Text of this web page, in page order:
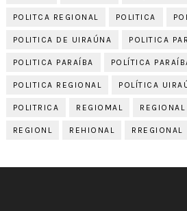
POLITCA REGIONAL POLITICA
POLITICA DE UIRAÚNA POLITICA
POLITICA PARAÍBA POLÍTICA
POLITICA REGIONAL POLÍTICA
POLITRICA REGIOMAL REGIONAL
REGIONL REHIONAL RREGIONAL